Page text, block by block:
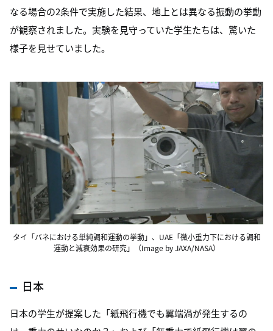
なる場合の2条件で実施した結果、地上とは異なる振動の挙動
が観察されました。実験を見守っていた学生たちは、驚いた
様子を見せていました。
タイ「バネにおける単純調和運動の挙動」、UAE「微小重力下における調和
運動と減衰効果の研究」（Image by JAXA/NASA）
日本
日本の学生が提案した「紙飛行機でも翼端渦が発生するの